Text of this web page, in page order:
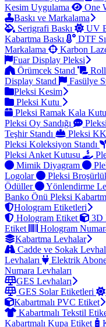
Kesim Uygulama
One
Baskı ve Markalama
Serigrafi Baskı
UV
Kabartma Baskı
DTF
Markalama
Karbon
Fuar Display Pleksi
Örümcek Stand
Display Stand
Fasülye
Pleksi Kesim
Pleksi Kutu
Pleksi Ramak Kala
Pleksi Oy Sandığı
Teşhir Standı
Pleksi
Pleksi Koleksiyon Standı
Pleksi Anket Kutusu
Mimik Diyagram
Logolar
Pleksi
Ödüller
Yönlendirme
Banko Önü Pleksi
Hologram Etiketleri
Hologram Etiket
3D
Etiket
Hologram
Kabartma Levhalar
Cadde ve Sokak
Levhaları
Elektrik
Numara Levhaları
GES Levhaları
GES Solar Etiketleri
Kabartmalı PVC Etiket
Kabartmalı Tekstil
Kabartmalı Kupa Etiket